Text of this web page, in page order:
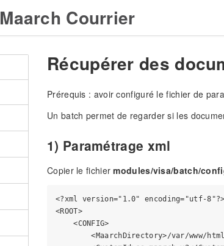
Courrier
Récupérer des
Prérequis : avoir configuré le fichier de
Un batch permet de regarder si les
1) Paramétrage xml
Copier le fichiermodules/visa/batch/
<?xml version="1.0" encoding="utf-8"?>
<ROOT>
    <CONFIG>
<MaarchDirectory>/var/www/